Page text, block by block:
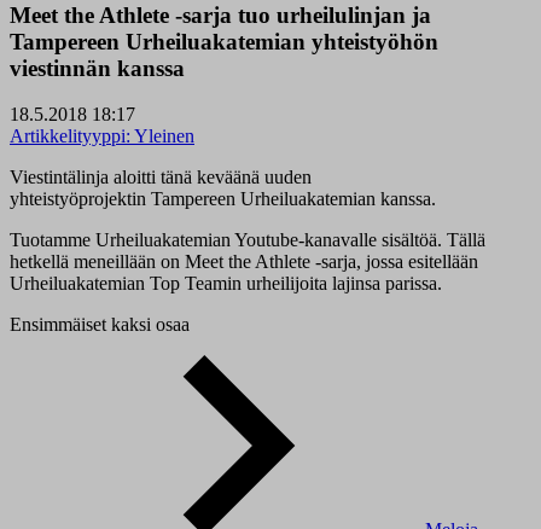
Meet the Athlete -sarja tuo urheilulinjan ja
Tampereen Urheiluakatemian yhteistyöhön
viestinnän kanssa
18.5.2018 18:17
Artikkelityyppi: Yleinen
Viestintälinja aloitti tänä keväänä uuden
yhteistyöprojektin Tampereen Urheiluakatemian kanssa.
Tuotamme Urheiluakatemian Youtube-kanavalle sisältöä. Tällä
hetkellä meneillään on Meet the Athlete -sarja, jossa esitellään
Urheiluakatemian Top Teamin urheilijoita lajinsa parissa.
Ensimmäiset kaksi osaa